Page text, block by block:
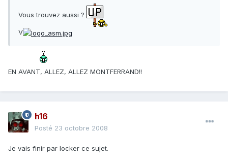
Vous trouvez aussi ?
V
EN AVANT, ALLEZ, ALLEZ MONTFERRAND!!
h16
Posté 23 octobre 2008
Je vais finir par locker ce sujet.